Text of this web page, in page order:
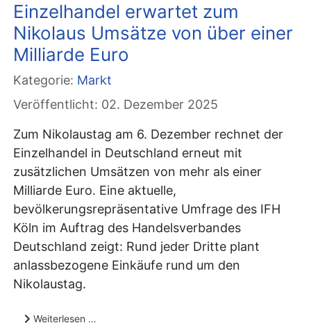
Einzelhandel erwartet zum
Nikolaus Umsätze von über einer
Milliarde Euro
Kategorie: Markt
Veröffentlicht: 02. Dezember 2025
Zum Nikolaustag am 6. Dezember rechnet der
Einzelhandel in Deutschland erneut mit
zusätzlichen Umsätzen von mehr als einer
Milliarde Euro. Eine aktuelle,
bevölkerungsrepräsentative Umfrage des IFH
Köln im Auftrag des Handelsverbandes
Deutschland zeigt: Rund jeder Dritte plant
anlassbezogene Einkäufe rund um den
Nikolaustag.
Weiterlesen …